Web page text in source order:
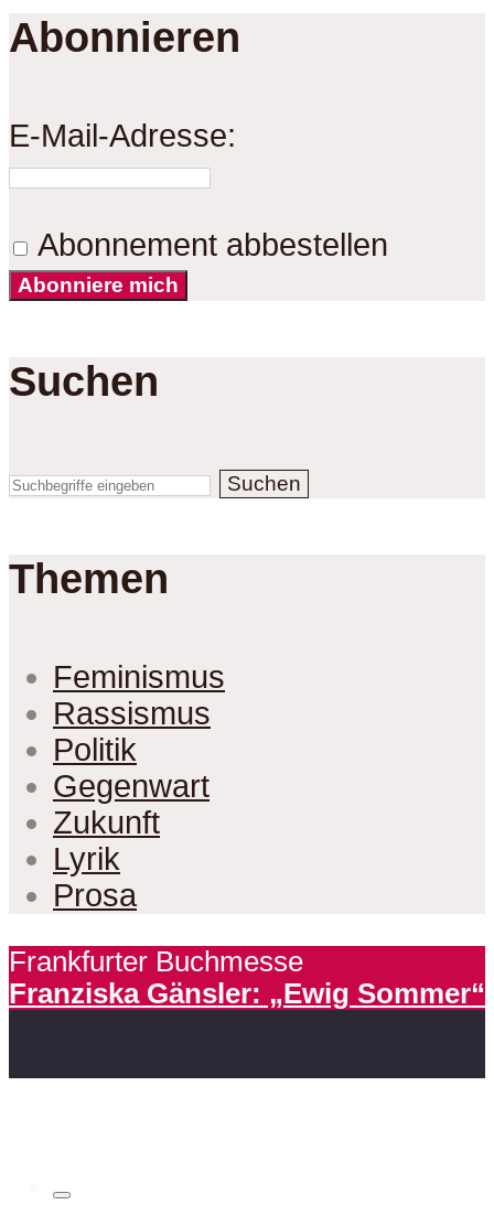
Abonnieren
E-Mail-Adresse:
Abonnement abbestellen
Abonniere mich
Suchen
Suchen
Themen
Feminismus
Rassismus
Politik
Gegenwart
Zukunft
Lyrik
Prosa
Frankfurter Buchmesse
Franziska Gänsler: „Ewig Sommer“